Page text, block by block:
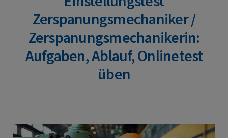
Zerspanungsmechaniker /
Zerspanungsmechanikerin:
Aufgaben, Ablauf, Onlinetest
üben